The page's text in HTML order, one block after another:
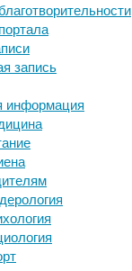
запись
информация